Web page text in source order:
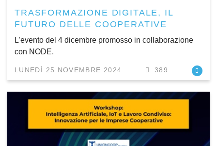
TRASFORMAZIONE DIGITALE, IL
FUTURO DELLE COOPERATIVE
L’evento del 4 dicembre promosso in collaborazione
con NODE.
LUNEDÌ 25 NOVEMBRE 2024 389